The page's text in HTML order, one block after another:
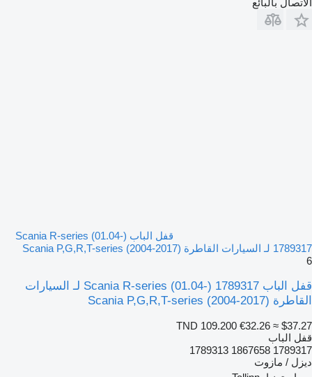
قفل الباب Scania R-series (01.04-)
1789317 لـ السيارات القاطرة Scania P,G,R,T-series (2004-2017)
6
قفل الباب Scania R-series (01.04-) 1789317 لـ السيارات
القاطرة Scania P,G,R,T-series (2004-2017)
TND 109.200 €32.26 ≈ $37.27
قفل الباب
1789317 1867658 1789313
ديزل / مازوت